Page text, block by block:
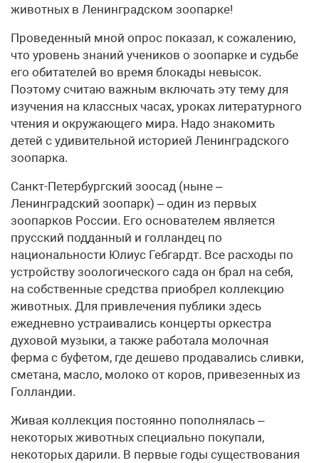
животных в Ленинградском зоопарке!
Проведенный мной опрос показал, к сожалению,
что уровень знаний учеников о зоопарке и судьбе
его обитателей во время блокады невысок.
Поэтому считаю важным включать эту тему для
изучения на классных часах, уроках литературного
чтения и окружающего мира. Надо знакомить
детей с удивительной историей Ленинградского
зоопарка.
Санкт-Петербургский зоосад (ныне –
Ленинградский зоопарк) – один из первых
зоопарков России. Его основателем является
прусский подданный и голландец по
национальности Юлиус Гебгардт. Все расходы по
устройству зоологического сада он брал на себя,
на собственные средства приобрел коллекцию
животных. Для привлечения публики здесь
ежедневно устраивались концерты оркестра
духовой музыки, а также работала молочная
ферма с буфетом, где дешево продавались сливки,
сметана, масло, молоко от коров, привезенных из
Голландии.
Живая коллекция постоянно пополнялась –
некоторых животных специально покупали,
некоторых дарили. В первые годы существования